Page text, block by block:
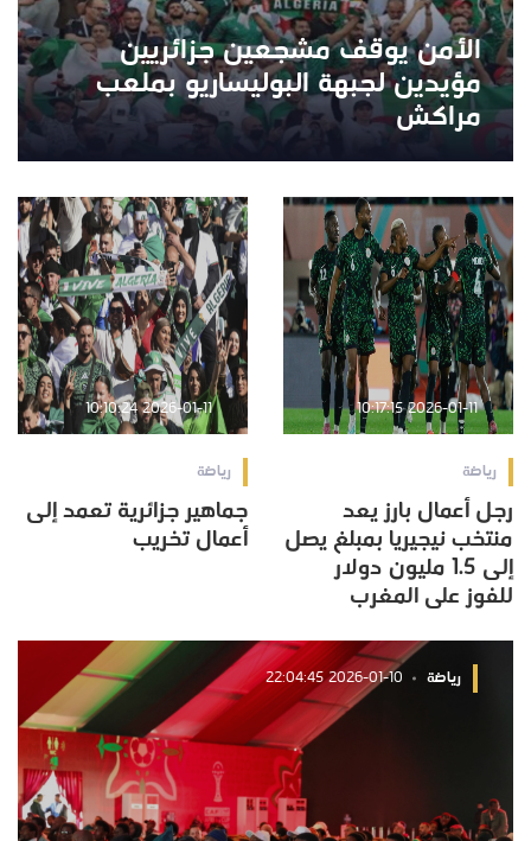
الأمن يوقف مشجعين جزائريين
مؤيدين لجبهة البوليساريو بملعب
مراكش
2026-01-11 10:17:15
رياضة
رجل أعمال بارز يعد
منتخب نيجيريا بمبلغ يصل
إلى 1.5 مليون دولار
للفوز على المغرب
2026-01-11 10:10:24
رياضة
جماهير جزائرية تعمد إلى
أعمال تخريب
رياضة 2026-01-10 22:04:45